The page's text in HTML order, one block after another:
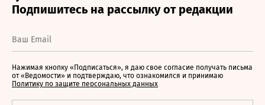
Нажимая кнопку «Подписаться», я даю свое согласие получать письма
от «Ведомости» и подтверждаю, что ознакомился и принимаю
Политику по защите персональных данных